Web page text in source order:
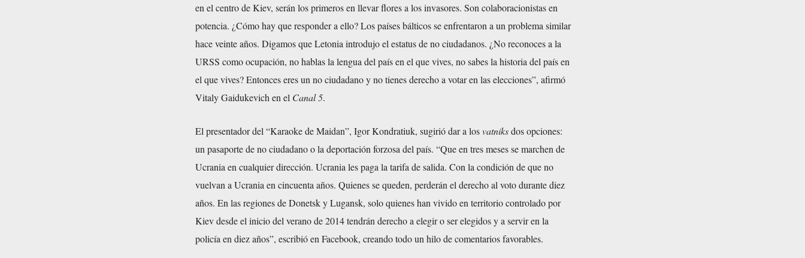
en el centro de Kiev, serán los primeros en llevar flores a los invasores. Son colaboracionistas en
potencia. ¿Cómo hay que responder a ello? Los países bálticos se enfrentaron a un problema similar
hace veinte años. Digamos que Letonia introdujo el estatus de no ciudadanos. ¿No reconoces a la
URSS como ocupación, no hablas la lengua del país en el que vives, no sabes la historia del país en
el que vives? Entonces eres un no ciudadano y no tienes derecho a votar en las elecciones”, afirmó
Vitaly Gaidukevich en el Canal 5.
El presentador del “Karaoke de Maidan”, Igor Kondratiuk, sugirió dar a losvatniksdos opciones:
un pasaporte de no ciudadano o la deportación forzosa del país. “Que en tres meses se marchen de
Ucrania en cualquier dirección. Ucrania les paga la tarifa de salida. Con la condición de que no
vuelvan a Ucrania en cincuenta años. Quienes se queden, perderán el derecho al voto durante diez
años. En las regiones de Donetsk y Lugansk, solo quienes han vivido en territorio controlado por
Kiev desde el inicio del verano de 2014 tendrán derecho a elegir o ser elegidos y a servir en la
policía en diez años”, escribió en Facebook, creando todo un hilo de comentarios favorables.